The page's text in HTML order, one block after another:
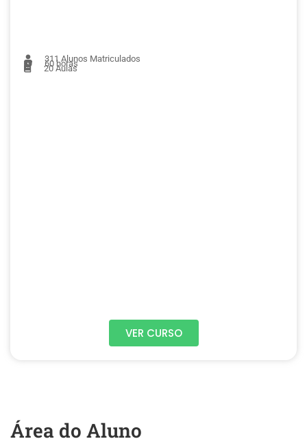
311 Alunos Matriculados
60 horas
20Aulas
VER CURSO
Área do Aluno